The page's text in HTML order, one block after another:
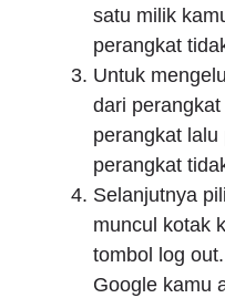
satu milik
perangkat
Untuk
dari
perangkat
perangkat
Selanjutnya
muncul kotak
tombol log
Google kamu